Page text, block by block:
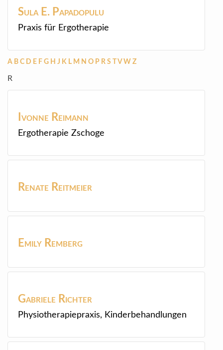
Sula E. Papadopulu
Praxis für Ergotherapie
A B C D E F G H J K L M N O P R S V W Z
R
Ivonne Reimann
Ergotherapie Zschoge
Renate Reitmeier
Emily Remberg
Gabriele Richter
Physiotherapiepraxis, Kinderbehandlungen